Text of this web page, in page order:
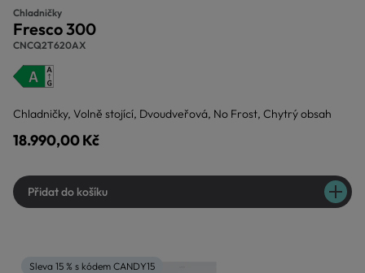
Chladničky
Fresco 300
CNCQ2T620AX
Chladničky, Volně stojící, Dvoudveřová, No Frost, Chytrý obsah
18.990,00 Kč
Přidat do košíku
Sleva 15 % s kódem CANDY15